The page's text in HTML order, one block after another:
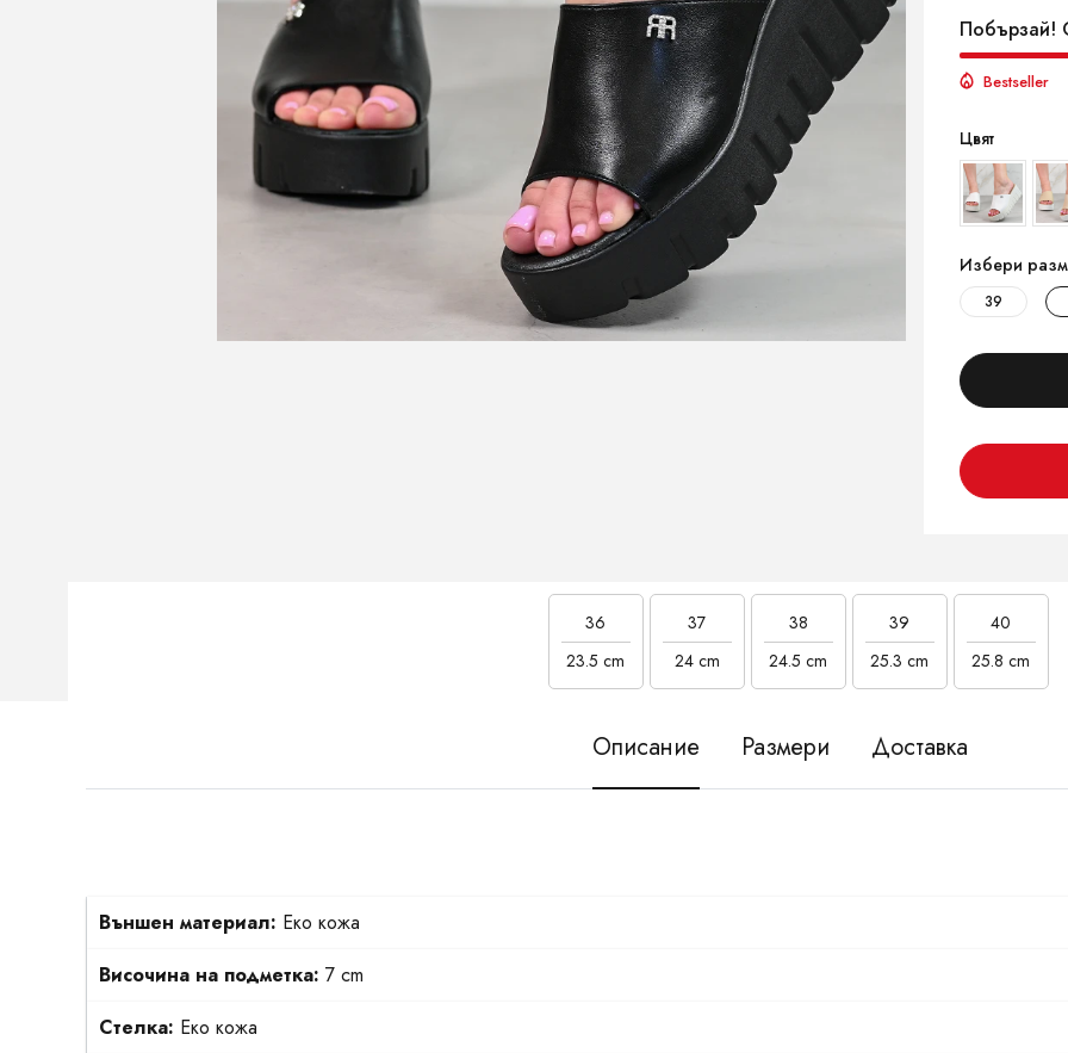
Побързай!
Bestseller
Цвят
Избери
39
36
23.5 cm
37
24 cm
38
24.5 cm
39
25.3 cm
40
25.8 cm
Описание Размери Доставка
Външен материал: Еко кожа
Височина на подметка: 7 cm
Стелка: Еко кожа